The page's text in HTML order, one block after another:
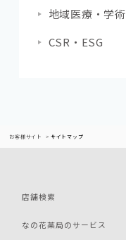
地域医療・学
CSR・ESG
お客様サイト サイトマップ
店舗検索
なの花薬局のサービス